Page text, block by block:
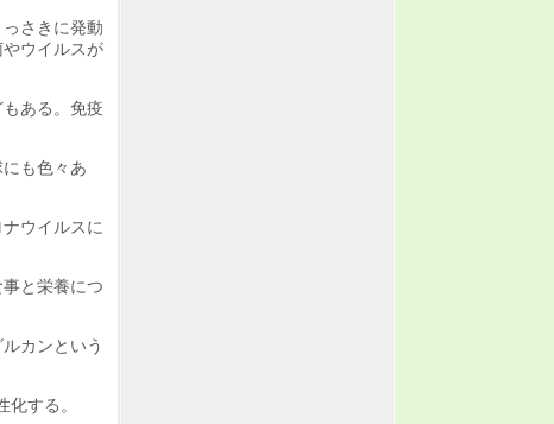
さきに発動
ウイルスが
ある。免疫
も色々あ
ウイルスに
と栄養につ
カンという
する。